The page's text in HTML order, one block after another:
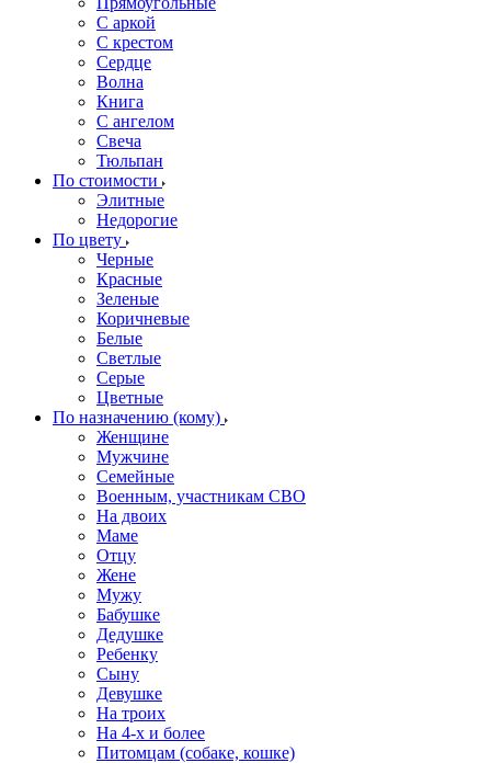
С аркой
С крестом
Сердце
Волна
Книга
С ангелом
Свеча
Тюльпан
По стоимости
Элитные
Недорогие
По цвету
Черные
Красные
Зеленые
Коричневые
Белые
Светлые
Серые
Цветные
По назначению (кому)
Женщине
Мужчине
Семейные
Военным, участникам СВО
На двоих
Маме
Отцу
Жене
Мужу
Бабушке
Дедушке
Ребенку
Сыну
Девушке
На троих
На 4-х и более
Питомцам (собаке, кошке)